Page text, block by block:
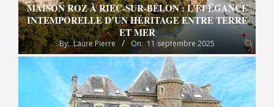
MAISON ROZ À RIEC-SUR-BÉLON : L’ÉLÉGANCE
INTEMPORELLE D’UN HÉRITAGE ENTRE TERRE
ET MER
By: Laure Pierre On: 11 septembre 2025